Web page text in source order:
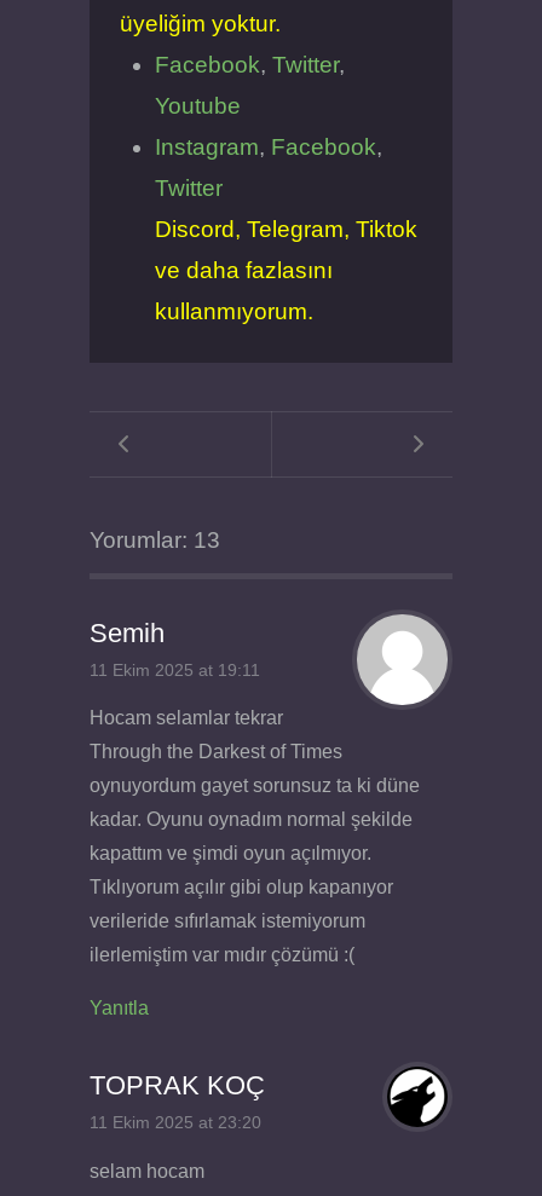
üyeliğim yoktur.
Facebook, Twitter,
Youtube
Instagram, Facebook,
Twitter
Discord, Telegram, Tiktok
ve daha fazlasını
kullanmıyorum.
Yorumlar: 13
Semih
11 Ekim 2025 at 19:11
Hocam selamlar tekrar
Through the Darkest of Times
oynuyordum gayet sorunsuz ta ki düne
kadar. Oyunu oynadım normal şekilde
kapattım ve şimdi oyun açılmıyor.
Tıklıyorum açılır gibi olup kapanıyor
verileride sıfırlamak istemiyorum
ilerlemiştim var mıdır çözümü :(
Yanıtla
TOPRAK KOÇ
11 Ekim 2025 at 23:20
selam hocam